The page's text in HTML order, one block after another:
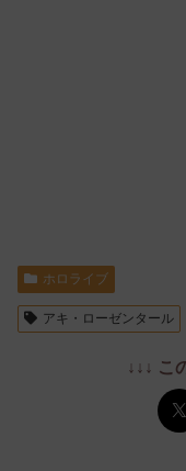
ホロライブ
アキ・ローゼンタール
↓↓↓ こ